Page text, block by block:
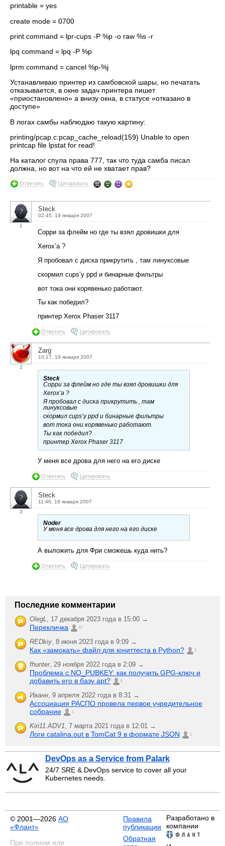
printable = yes
create mode = 0700
print command = lpr-cups -P %p -o raw %s -r
lpq command = lpq -P %p
lprm command = cancel %p-%j
Устанавливаю принтер из самбовской шары, но печатать
отказывается, в окне задач принтера пишет
«приостановлено» а внизу окна, в статусе «отказано в
доступе»
В логах самбы наблюдаю такую картину:
printing/pcap.c:pcap_cache_reload(159) Unable to open
printcap file lpstat for read!
На каталог спула права 777, так что туда самба писал
должна, но вот на что ей не хватает прав?
Ответить Цитировать
1
Steck
02:45, 19 января 2007
Сорри за флейм но где ты взял дровишки для
Xerox’a ?
Я пробовал с диска прикрутить , там линуксовые
скормил cups’у ppd и бинарные фильтры
вот тока они корявенько работают.
Ты как победил?
принтер Xerox Phaser 3117
Ответить Цитировать
2
Zarg
10:17, 19 января 2007
Steck
Сорри за флейм но где ты взял дровишки для
Xerox’a ?
Я пробовал с диска прикрутить , там
линуксовые
скормил cups’у ppd и бинарные фильтры
вот тока они корявенько работают.
Ты как победил?
принтер Xerox Phaser 3117
У меня все дрова для него на его диске
Ответить Цитировать
3
Steck
11:46, 19 января 2007
Noder
У меня все дрова для него на его диске
А выложить для Фри сможешь куда нить?
Ответить Цитировать
Последние комментарии
OlegL, 17 декабря 2023 года в 15:00 →
Перекличка 21
REDkiy, 8 июня 2023 года в 9:09 →
Как «замокать» файл для юниттеста в Python? 2
fhunter, 29 ноября 2022 года в 2:09 →
Проблема с NO_PUBKEY: как получить GPG-ключ и
добавить его в базу apt?
6
Иванн, 9 апреля 2022 года в 8:31 →
Ассоциация РАСПО провела первое учредительное
собрание
1
Kiri11.ADV1, 7 марта 2021 года в 12:01 →
Логи catalina.out в TomCat 9 в формате JSON 1
DevOps as a Service from Palark
24/7 SRE & DevOps service to cover all your
Kubernetes needs.
© 2001—2026 АО
«Флант»
При полном или
Правила
публикации
Обратная
Разработано в
компании